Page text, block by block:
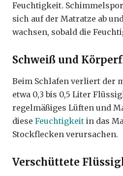
Feuchtigkeit.
sich auf der Matratze ab
wachsen, sobald die
Schweiß und
Beim Schlafen verliert der
etwa 0,3 bis 0,5 Liter
regelmäßiges Lüften und
diese Feuchtigkeit in das
Stockflecken verursachen.
Verschüttete